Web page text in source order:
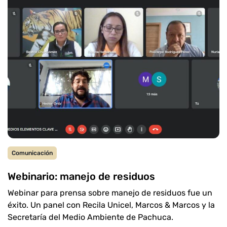
Comunicación
Webinario: manejo de residuos
Webinar para prensa sobre manejo de residuos fue un
éxito. Un panel con Recila Unicel, Marcos & Marcos y la
Secretaría del Medio Ambiente de Pachuca.